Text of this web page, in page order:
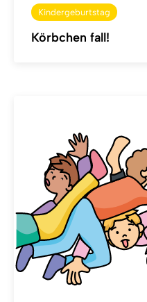
Kindergeburtstag
Körbchen fall!